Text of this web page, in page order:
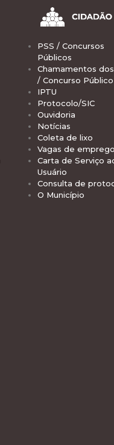
PSS / Concursos
Públicos
Chamamentos
/ Concurso Público
IPTU
Protocolo/SIC
Ouvidoria
Notícias
Coleta de lixo
Vagas de emprego
Carta de Serviço
Usuário
Consulta de
O Município